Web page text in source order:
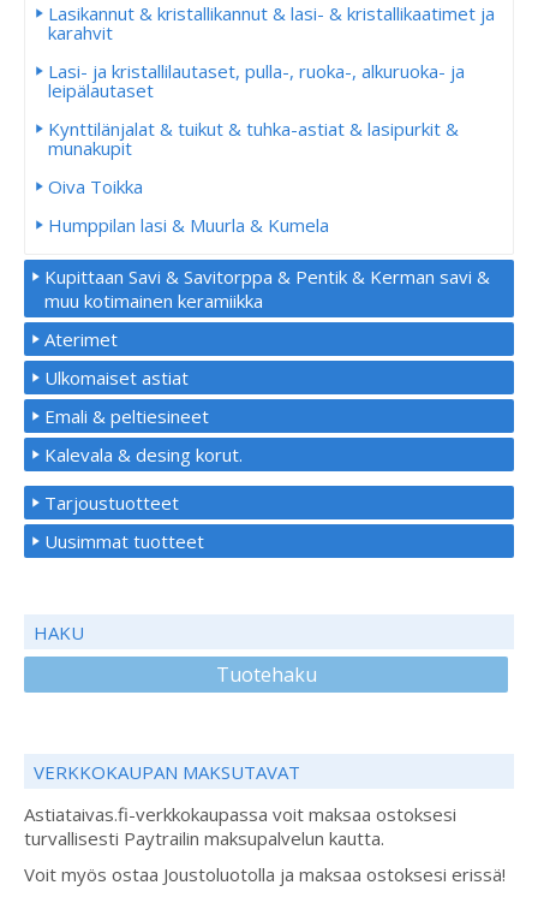
Lasikannut & kristallikannut & lasi- & kristallikaatimet ja
karahvit
Lasi- ja kristallilautaset, pulla-, ruoka-, alkuruoka- ja
leipälautaset
Kynttilänjalat & tuikut & tuhka-astiat & lasipurkit &
munakupit
Oiva Toikka
Humppilan lasi & Muurla & Kumela
Kupittaan Savi & Savitorppa & Pentik & Kerman savi &
muu kotimainen keramiikka
Aterimet
Ulkomaiset astiat
Emali & peltiesineet
Kalevala & desing korut.
Tarjoustuotteet
Uusimmat tuotteet
HAKU
Tuotehaku
VERKKOKAUPAN MAKSUTAVAT
Astiataivas.fi-verkkokaupassa voit maksaa ostoksesi
turvallisesti Paytrailin maksupalvelun kautta.
Voit myös ostaa Joustoluotolla ja maksaa ostoksesi erissä!